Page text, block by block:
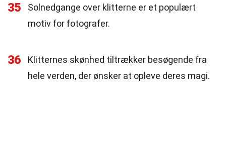
35
Solnedgange over klitterne er et populært
motiv for fotografer.
36
Klitternes skønhed tiltrækker besøgende fra
hele verden, der ønsker at opleve deres magi.